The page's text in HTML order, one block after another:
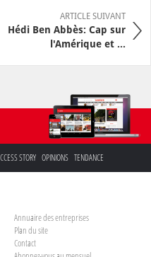
ARTICLE SUIVANT
Hédi Ben Abbès: Cap sur
l'Amérique et ...
STORY OPINIONS TENDANCE
Annuaire des entreprises
Plan du site
Contact